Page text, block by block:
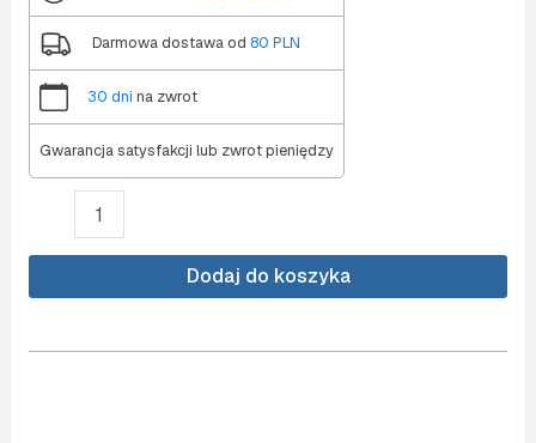
Darmowa dostawa od 80 PLN
30 dni na zwrot
Gwarancja satysfakcji lub zwrot pieniędzy
Diamond
(NO.
Dodaj do koszyka